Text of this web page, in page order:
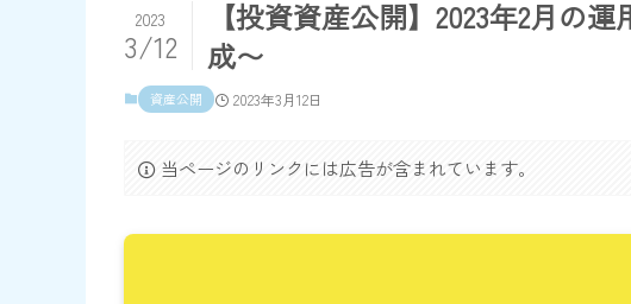
【投資資産公開】2023年2月の
成〜
2023
3/12
資産公開 2023年3月12日
当ページのリンクには広告が含まれています。